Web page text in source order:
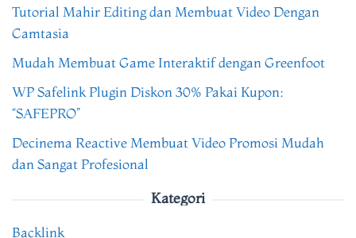
Tutorial Mahir Editing dan Membuat Video Dengan
Camtasia
Mudah Membuat Game Interaktif dengan Greenfoot
WP Safelink Plugin Diskon 30% Pakai Kupon:
“SAFEPRO”
Decinema Reactive Membuat Video Promosi Mudah
dan Sangat Profesional
Kategori
Backlink